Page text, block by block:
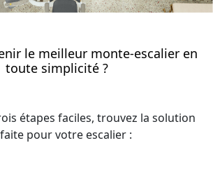
le meilleur monte-escalier en
toute simplicité ?
étapes faciles, trouvez la solution
pour votre escalier :